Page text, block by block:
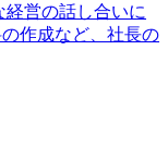
営の話し合いに
作成など、社長の